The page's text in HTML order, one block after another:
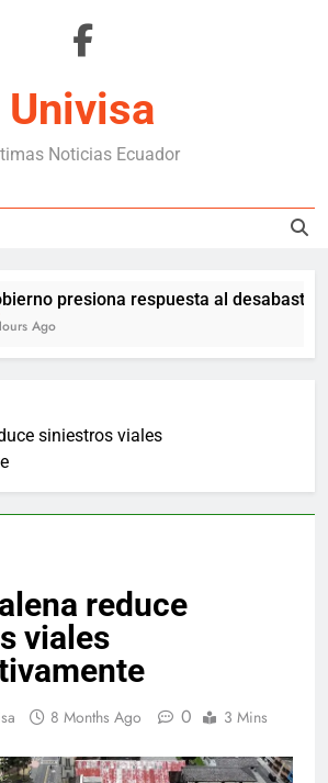
Univisa
Noticias Ecuador
presiona respuesta al
Ago
siniestros viales
reduce
viales
8 Months Ago 0 3 Mins